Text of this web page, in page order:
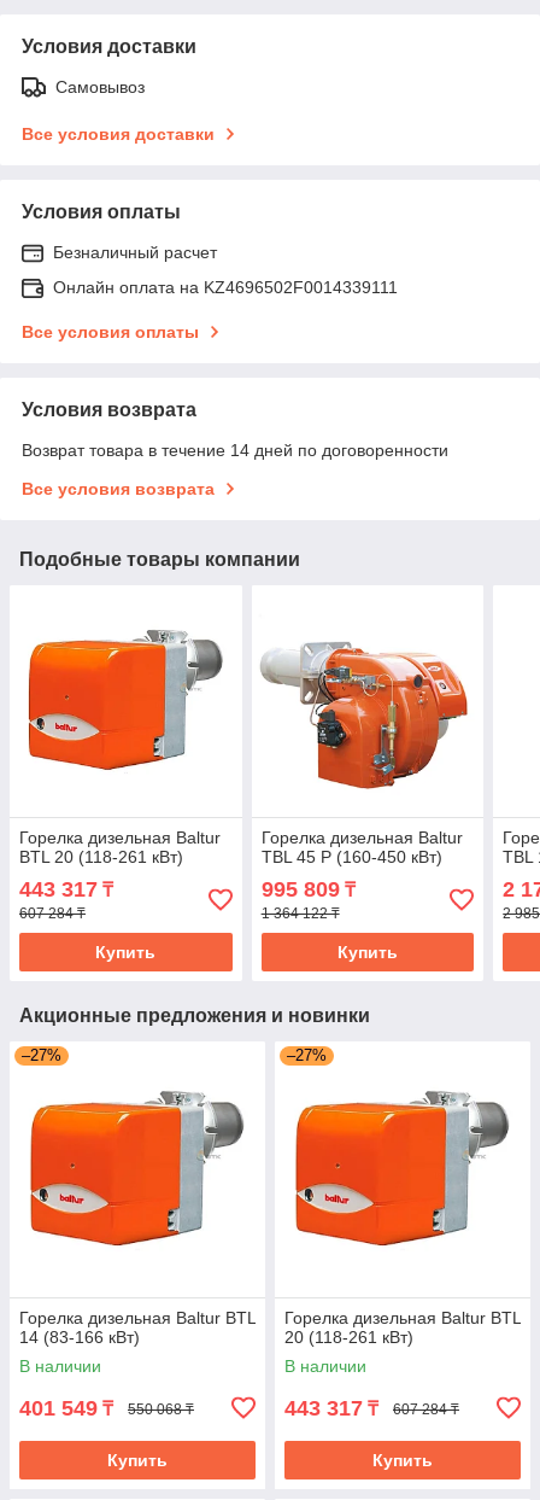
Условия доставки
Самовывоз
Все условия доставки
Условия оплаты
Безналичный расчет
Онлайн оплата на KZ4696502F0014339111
Все условия оплаты
Условия возврата
Возврат товара в течение 14 дней по договоренности
Все условия возврата
Подобные товары компании
Горелка дизельная Baltur
BTL 20 (118-261 кВт)
443 317 ₸
607 284 ₸
Купить
Горелка дизельная Baltur
TBL 45 P (160-450 кВт)
995 809₸
1 364 122 ₸
Купить
TBL
2
2
Акционные предложения и новинки
–27%
Горелка дизельная Baltur BTL
14 (83-166 кВт)
В наличии
401 549 ₸ 550 068 ₸
Купить
–27%
Горелка дизельная Baltur BTL
20 (118-261 кВт)
В наличии
443 317 ₸ 607 284 ₸
Купить